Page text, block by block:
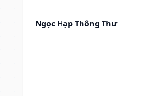
Ngọc Hạp Thông Thư